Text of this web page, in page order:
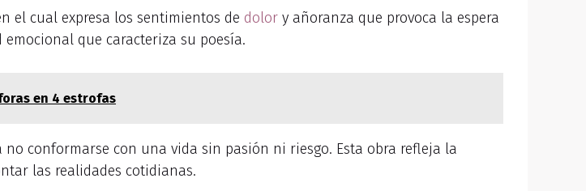
el cual expresa los sentimientos de dolor y añoranza que provoca la espera
que caracteriza su poesía.
en 4 estrofas
conformarse con una vida sin pasión ni riesgo. Esta obra refleja la
las realidades cotidianas.